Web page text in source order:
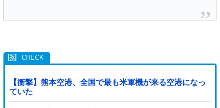
【衝撃】熊本空港、全国で最も米軍機が来る空港になっ
ていた